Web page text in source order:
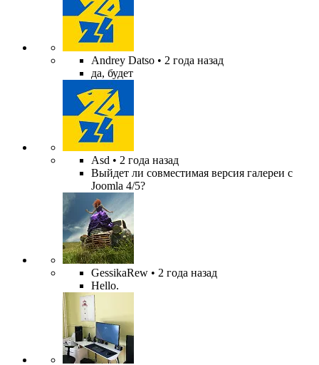
Andrey Datso • 2 года назад
да, будет
Asd • 2 года назад
Выйдет ли совместимая версия галереи с
Joomla 4/5?
GessikaRew • 2 года назад
Hello.